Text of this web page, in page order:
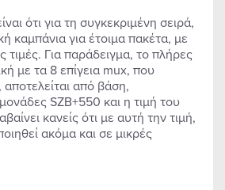
ότι για τη συγκεκριμένη σειρά,
καμπάνια για έτοιμα πακέτα, με
τιμές. Για παράδειγμα, το πλήρες
με τα 8 επίγεια mux, που
από βάση,
SZB+550 και η τιμή του
κανείς ότι με αυτή την τιμή,
ακόμα και σε μικρές